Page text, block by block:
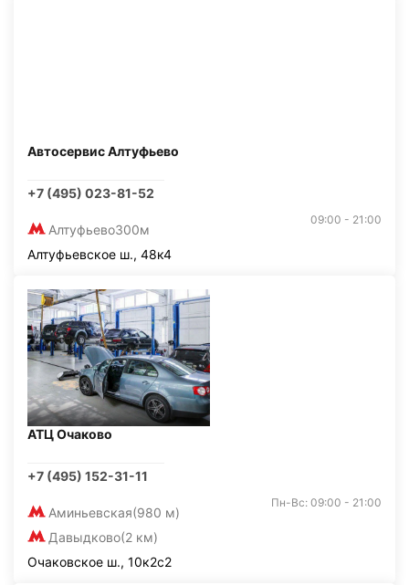
Автосервис Алтуфьево
+7 (495) 023-81-52
Алтуфьево300м
09:00 - 21:00
Алтуфьевское ш., 48к4
АТЦ Очаково
+7 (495) 152-31-11
Аминьевская(980 м)
Давыдково(2 км)
Пн-Вс: 09:00 - 21:00
Очаковское ш., 10к2с2